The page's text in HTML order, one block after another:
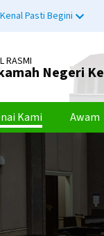
Kenal Pasti Begini
RASMI
Negeri
Kami Awam